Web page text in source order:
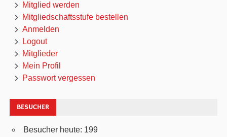
Mitglied werden
Mitgliedschaftsstufe bestellen
Anmelden
Logout
Mitglieder
Mein Profil
Passwort vergessen
BESUCHER
Besucher heute: 199